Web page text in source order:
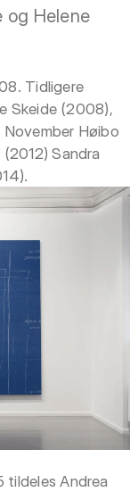
og Helene
Tidligere
Skeide (2008),
Høibo
Sandra
tildeles Andrea